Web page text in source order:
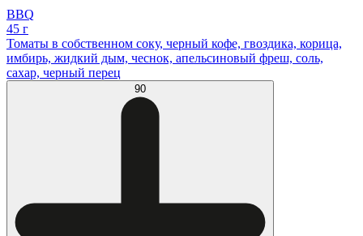
BBQ
45 г
Томаты в собственном соку, черный кофе, гвоздика, корица,
имбирь, жидкий дым, чеснок, апельсиновый фреш, соль,
сахар, черный перец
90